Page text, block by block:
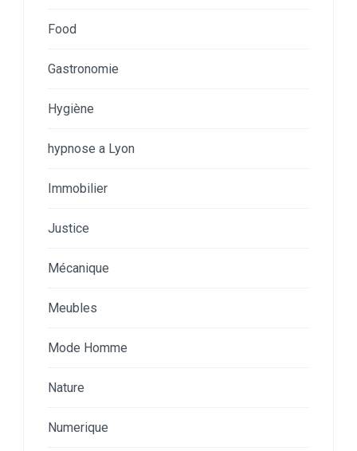
Food
Gastronomie
Hygiène
hypnose a Lyon
Immobilier
Justice
Mécanique
Meubles
Mode Homme
Nature
Numerique